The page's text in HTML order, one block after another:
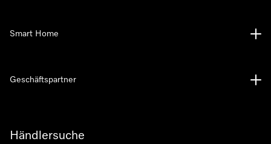
Händlersuche
Smart Home
Geschäftspartner